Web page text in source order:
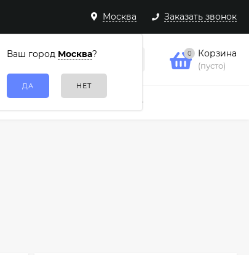
Москва
Ваш город Москва?
Заказать звонок
0 Корзина
(пусто)